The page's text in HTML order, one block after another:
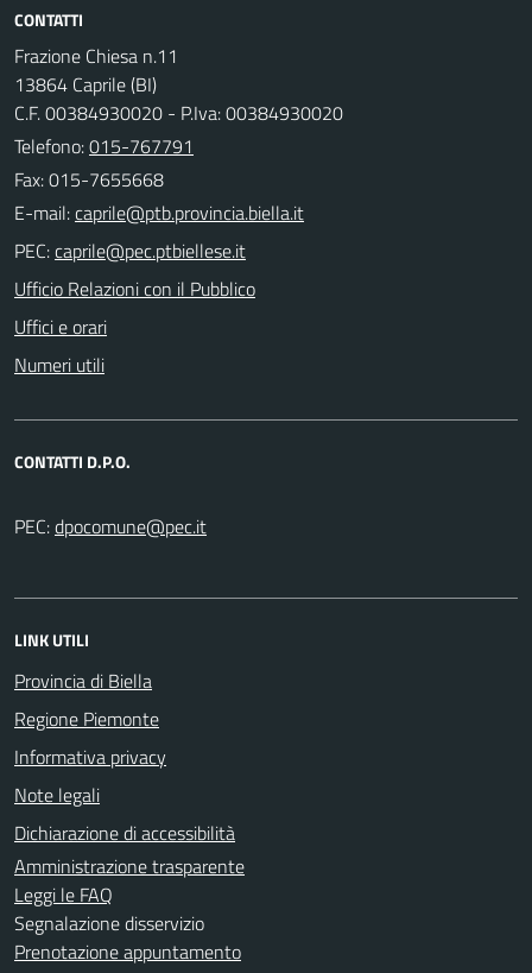
CONTATTI
Frazione Chiesa n.11
13864 Caprile (BI)
C.F. 00384930020 - P.Iva: 00384930020
Telefono:015-767791
Fax: 015-7655668
E-mail:
PEC:
Ufficio Relazioni con il Pubblico
Uffici e orari
Numeri utili
CONTATTI D.P.O.
PEC:
LINK UTILI
Provincia di Biella
Regione Piemonte
Informativa privacy
Note legali
Dichiarazione di accessibilità
Amministrazione trasparente
Leggi le FAQ
Segnalazione disservizio
Prenotazione appuntamento